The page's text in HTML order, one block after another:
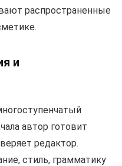
распространенные
и
автор готовит
редактор.
стиль, грамматику